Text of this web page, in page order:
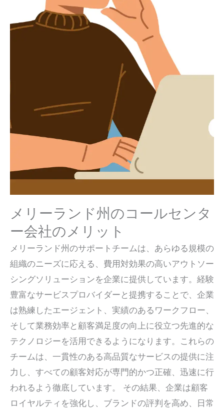
メリーランド州のコールセンタ
ー会社のメリット
メリーランド州のサポートチームは、あらゆる規模の
組織のニーズに応える、費用対効果の高いアウトソー
シングソリューションを企業に提供しています。経験
豊富なサービスプロバイダーと提携することで、企業
は熟練したエージェント、実績のあるワークフロー、
そして業務効率と顧客満足度の向上に役立つ先進的な
テクノロジーを活用できるようになります。これらの
チームは、一貫性のある高品質なサービスの提供に注
力し、すべての顧客対応が専門的かつ正確、迅速に行
われるよう徹底しています。 その結果、企業は顧客
ロイヤルティを強化し、ブランドの評判を高め、日常